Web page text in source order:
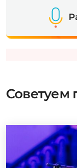
Советуем